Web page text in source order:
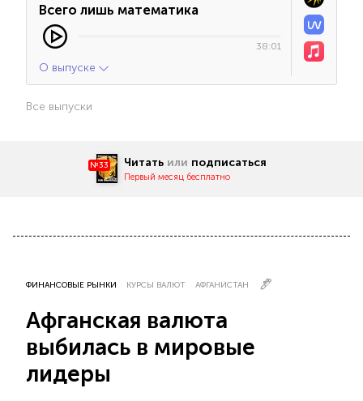
Всего лишь математика
38:01
О выпуске
Все выпуски
№33 Читать или подписаться
Первый месяц бесплатно
ФИНАНСОВЫЕ РЫНКИ КУРСЫ ВАЛЮТ АФГАНИСТАН
Афганская валюта
выбилась в мировые
лидеры